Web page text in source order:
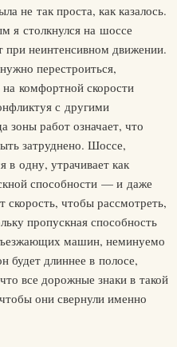
не так проста, как казалось.
я столкнулся на шоссе
неинтенсивном движении.
перестроиться,
комфортной скорости
с другими
зоны работ означает, что
затруднено. Шоссе,
в одну, утрачивает как
способности — и даже
скорость, чтобы рассмотреть,
пропускная способность
машин, неминуемо
будет длиннее в полосе,
все дорожные знаки в такой
они свернули именно